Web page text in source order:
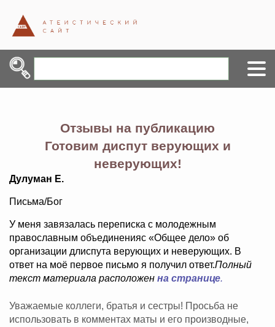
Отзывы на публикацию
Готовим диспут верующих и
неверующих!
Дулуман Е.
Письма/Бог
У меня завязалась переписка с молодежным
православным объединенияс «Общее дело» об
организации длиспута верующих и неверующих. В
ответ на моё первое письмо я получил ответ.Полный
текст материала расположен на странице.
Уважаемые коллеги, братья и сестры! Просьба не
использовать в комментах маты и его производные,